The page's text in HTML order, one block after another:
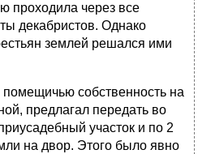
проходила через все
де­кабристов. Однако
землей решался ими
собственность на
предлагал передать во
участок и по 2
на двор. Этого было явно